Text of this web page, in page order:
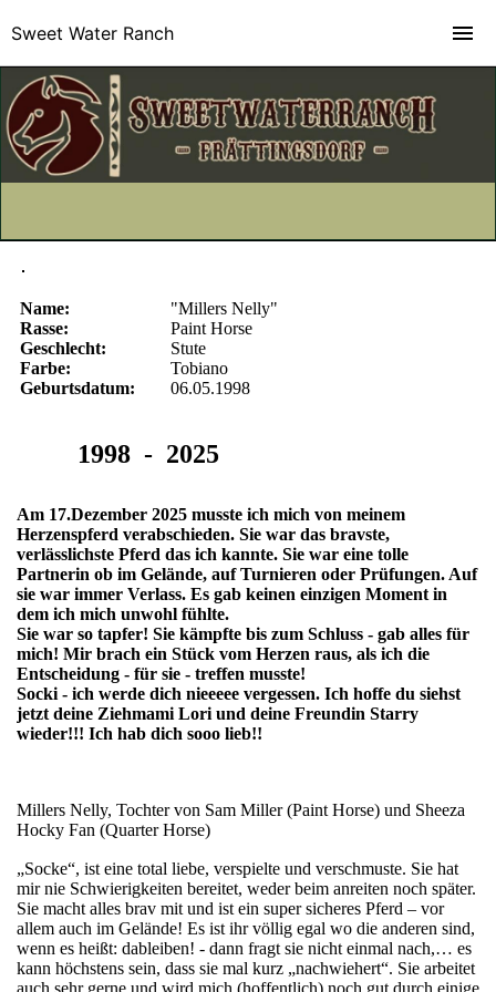
Name:
"Millers Nelly"
Rasse:
Paint Horse
Geschlecht:
Stute
Farbe:
Tobiano
Geburtsdatum:
06.05.1998
1998 - 2025
Am 17.Dezember 2025 musste ich mich von meinem
Herzenspferd verabschieden. Sie war das bravste,
verlässlichste Pferd das ich kannte. Sie war eine tolle
Partnerin ob im Gelände, auf Turnieren oder Prüfungen. Auf
sie war immer Verlass. Es gab keinen einzigen Moment in
dem ich mich unwohl fühlte.
Sie war so tapfer! Sie kämpfte bis zum Schluss - gab alles für
mich! Mir brach ein Stück vom Herzen raus, als ich die
Entscheidung - für sie - treffen musste!
Socki - ich werde dich nieeeee vergessen. Ich hoffe du siehst
jetzt deine Ziehmami Lori und deine Freundin Starry
wieder!!! Ich hab dich sooo lieb!!
Millers Nelly, Tochter von Sam Miller (Paint Horse) und Sheeza
Hocky Fan (Quarter Horse)
„Socke“, ist eine total liebe, verspielte und verschmuste. Sie hat
mir nie Schwierigkeiten bereitet, weder beim anreiten noch später.
Sie macht alles brav mit und ist ein super sicheres Pferd – vor
allem auch im Gelände! Es ist ihr völlig egal wo die anderen sind,
wenn es heißt: dableiben! - dann fragt sie nicht einmal nach,… es
kann höchstens sein, dass sie mal kurz „nachwiehert“. Sie arbeitet
auch sehr gerne und wird mich (hoffentlich) noch gut durch einige
Sweet Water Ranch